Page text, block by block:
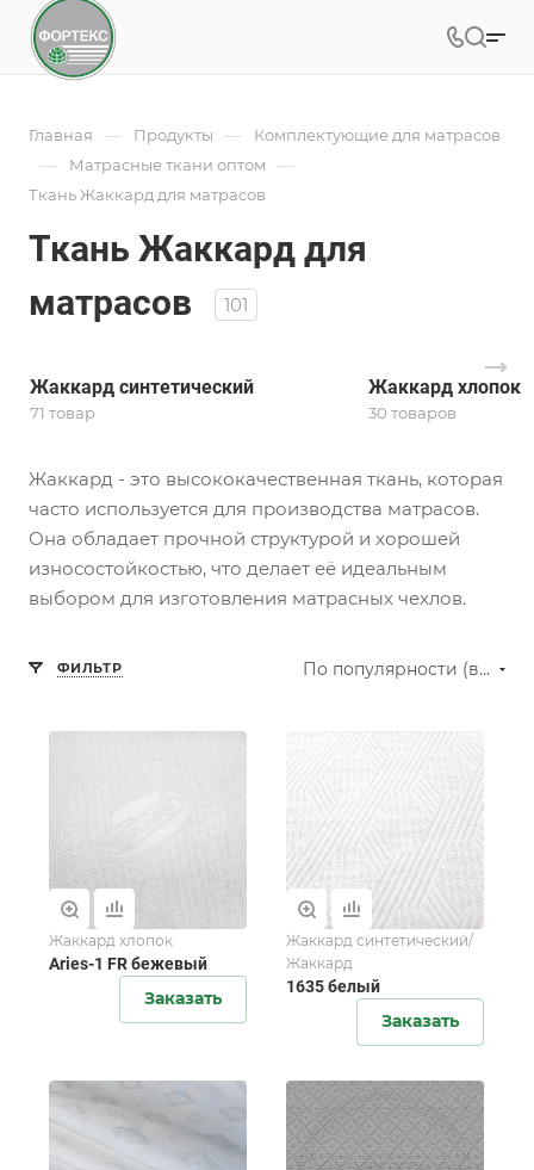
Главная — Продукты — Комплектующие для матрасов
— Матрасные ткани оптом —
Ткань Жаккард для матрасов
Ткань Жаккард для
матрасов
101
Жаккард синтетический
71 товар
Жаккард хлопок
30 товаров
Жаккард - это высококачественная ткань, которая
часто используется для производства матрасов.
Она обладает прочной структурой и хорошей
износостойкостью, что делает её идеальным
выбором для изготовления матрасных чехлов.
ФИЛЬТР По популярности (возрастание)
Жаккард хлопок
Aries-1 FR бежевый
Заказать
Жаккард синтетический/
Жаккард
1635 белый
Заказать